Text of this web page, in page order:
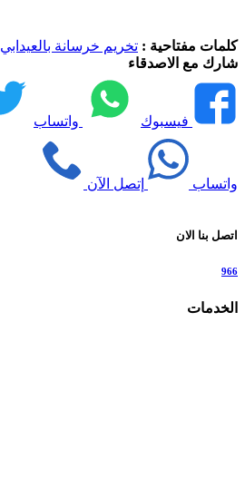
كلمات مفتاحية : تخريم خرسانة بالعيدابي
شارك مع الاصدقاء
فيسبوك واتساب
واتساب إتصل الآن
اتصل بنا الان
966
الخدمات